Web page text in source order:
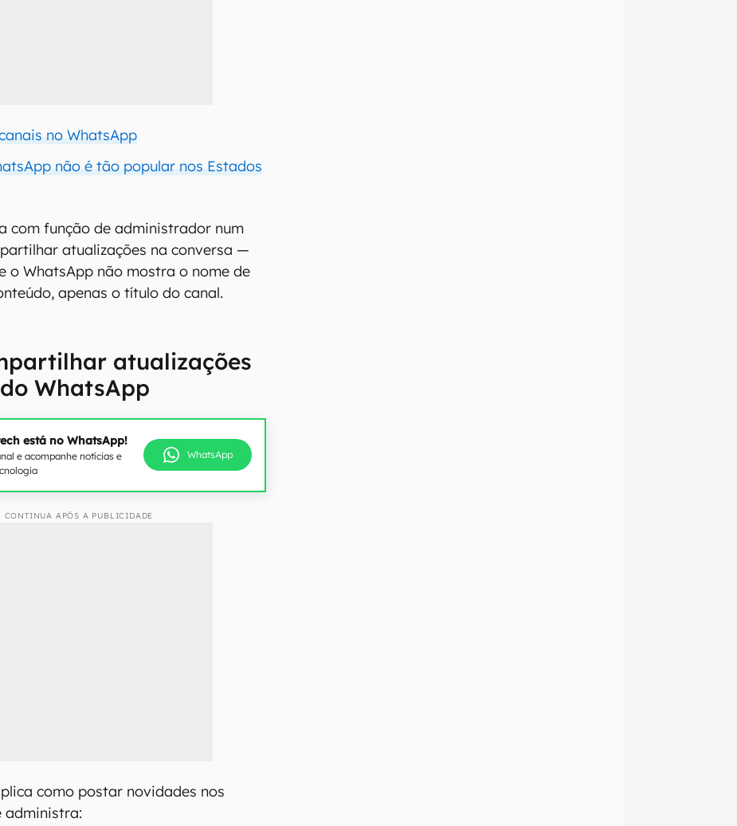
no WhatsApp
não é tão popular nos Estados
com função de administrador num
atualizações na conversa —
o WhatsApp não mostra o nome de
apenas o título do canal.
atualizações
WhatsApp
está no WhatsApp!
e acompanhe notícias e
WhatsApp
CONTINUA APÓS A PUBLICIDADE
como postar novidades nos
administra: